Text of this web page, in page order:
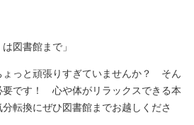
図書館まで」
っと頑張りすぎていませんか？ そん
要です！ 心や体がリラックスできる本
転換にぜひ図書館までお越しくださ